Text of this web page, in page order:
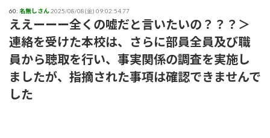
60: 名無しさん2025/08/08(金) 09:02:54.77
ええーーー全くの嘘だと言いたいの？？？＞
連絡を受けた本校は、さらに部員全員及び職
員から聴取を行い、事実関係の調査を実施し
ましたが、指摘された事項は確認できませんで
した